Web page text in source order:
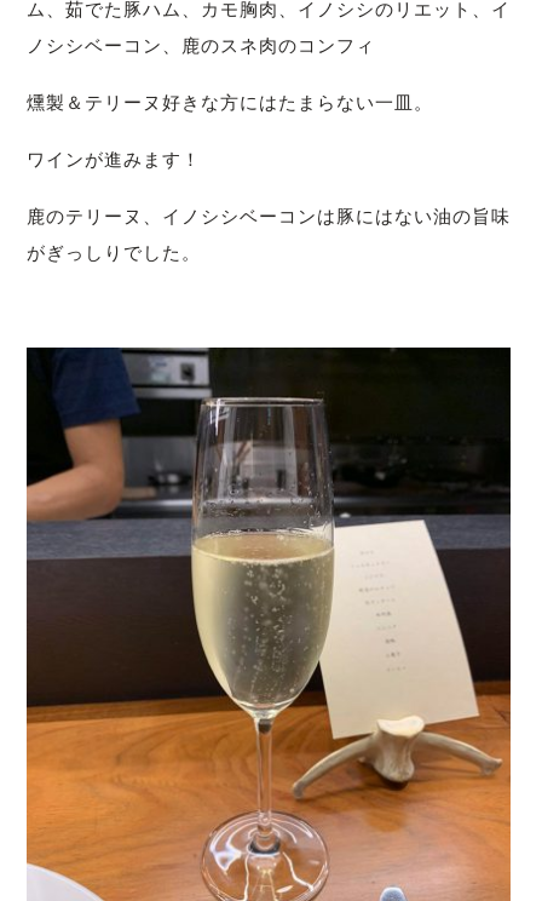
ム、茹でた豚ハム、カモ胸肉、イノシシのリエット、イ
ノシシベーコン、鹿のスネ肉のコンフィ
燻製＆テリーヌ好きな方にはたまらない一皿。
ワインが進みます！
鹿のテリーヌ、イノシシベーコンは豚にはない油の旨味
がぎっしりでした。